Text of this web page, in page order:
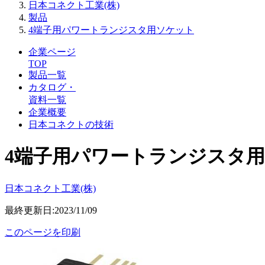
日本コネクト工業(株)
製品
4端子用パワートランジスタ用ソケット
企業ページ
TOP
製品一覧
カタログ・
資料一覧
企業概要
日本コネクトの技術
4端子用パワートランジスタ
日本コネクト工業(株)
最終更新日:2023/11/09
このページを印刷